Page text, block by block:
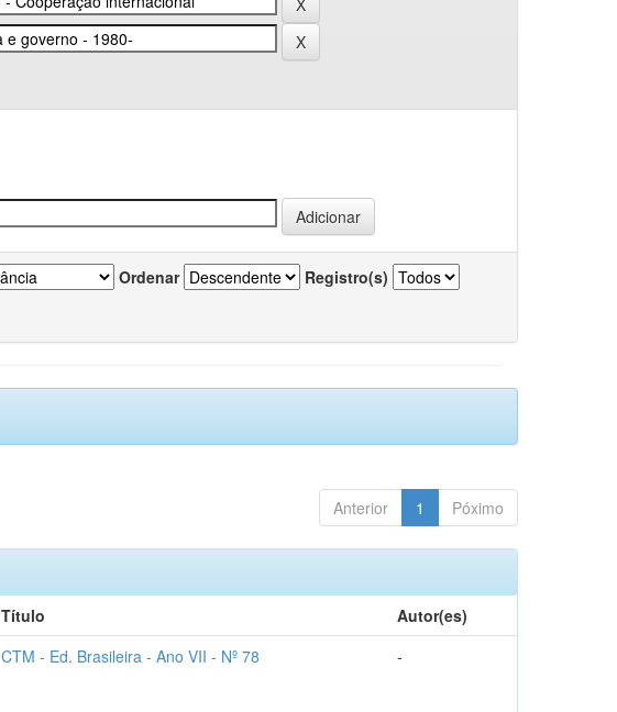
Ordenar Registro(s)
Anterior 1 Póximo
Título
Autor(es)
CTM - Ed. Brasileira - Ano VII - Nº 78 -